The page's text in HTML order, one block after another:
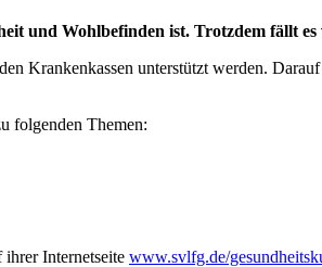
und Wohlbefinden ist. Trotzdem fällt
Krankenkassen unterstützt werden.
folgenden Themen:
Internetseite www.svlfg.de/